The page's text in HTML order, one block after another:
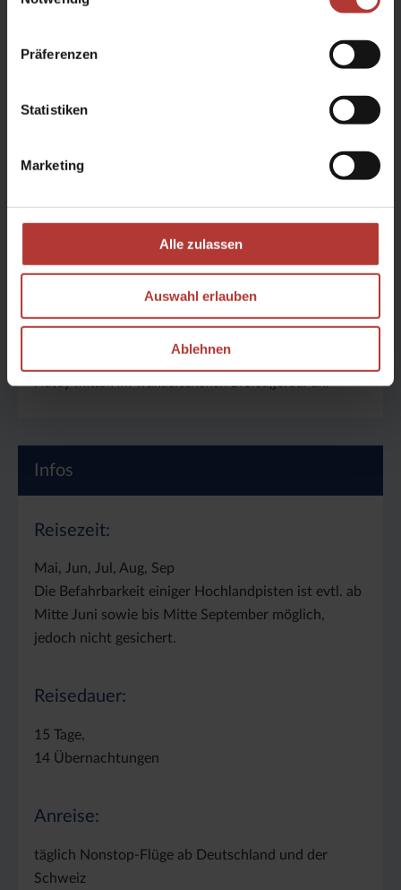
Präferenzen
Statistiken
Marketing
Alle zulassen
Auswahl erlauben
Ablehnen
Tipp vom Team:
Flatey mitten im wunderschönen Breiðafjörður an.
Infos
Reisezeit:
Mai, Jun, Jul, Aug, Sep
Die Befahrbarkeit einiger Hochlandpisten ist evtl. ab
Mitte Juni sowie bis Mitte September möglich,
jedoch nicht gesichert.
Reisedauer:
15 Tage,
14 Übernachtungen
Anreise:
täglich Nonstop-Flüge ab Deutschland und der
Schweiz